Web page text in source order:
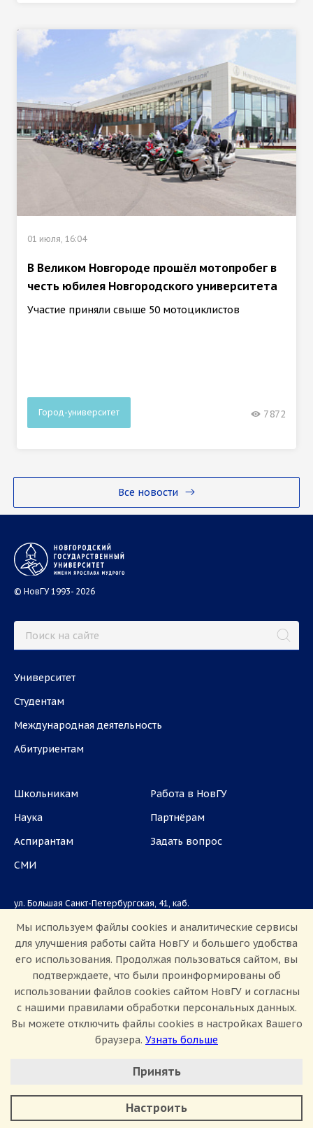
Все новости
01 июля, 16:04
В Великом Новгороде прошёл мотопробег в
честь юбилея Новгородского университета
Участие приняли свыше 50 мотоциклистов
Город-университет 7872
© НовГУ 1993- 2026
Университет
Студентам
Международная деятельность
Абитуриентам
Школьникам
Наука
Аспирантам
СМИ
Работа в НовГУ
Партнёрам
Задать вопрос
ул. Большая Санкт-Петербургская, 41, каб.
Приемная комиссия: +7(8162)33-20-44
Сведения о доходах
Мы используем файлы cookies и аналитические сервисы
для улучшения работы сайта НовГУ и большего удобства
его использования. Продолжая пользоваться сайтом, вы
подтверждаете, что были проинформированы об
использовании файлов cookies сайтом НовГУ и согласны
с нашими правилами обработки персональных данных.
Вы можете отключить файлы cookies в настройках Вашего
браузера. Узнать больше
Минимальные
Аналитические/Функциональные
Принять
Настроить